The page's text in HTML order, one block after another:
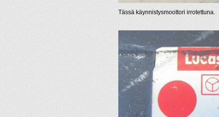
Tässä käynnistysmoottori irrotettuna.